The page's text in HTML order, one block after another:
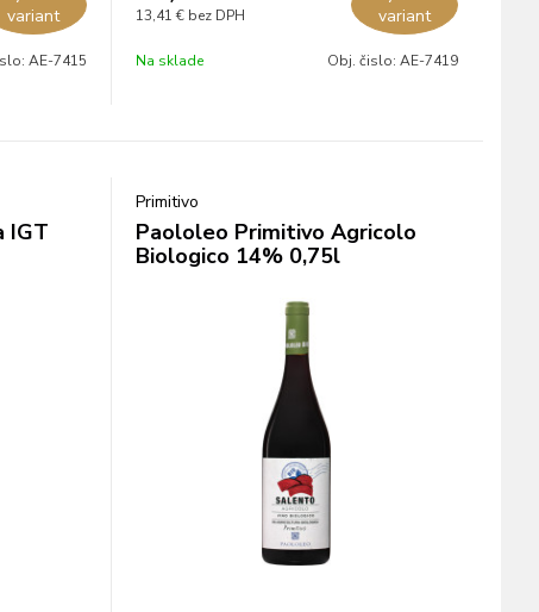
variant
AE-7415
13,41 € bez DPH
variant
Na sklade Obj. čislo: AE-7419
IGT
Primitivo
Paololeo Primitivo Agricolo
Biologico 14% 0,75l